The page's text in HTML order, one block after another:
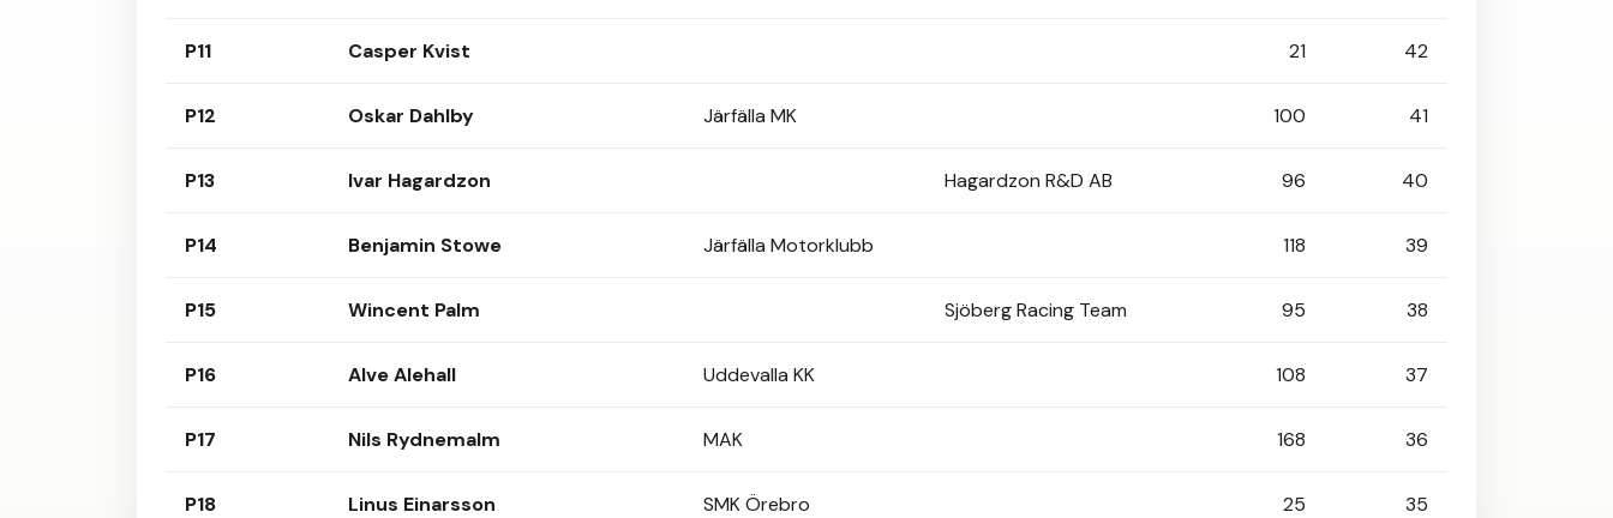
P11 Casper Kvist 21 42
P12 Oskar Dahlby Järfälla MK 100 41
P13 Ivar Hagardzon Hagardzon R&D AB 96 40
P14 Benjamin Stowe Järfälla Motorklubb 118 39
P15 Wincent Palm Sjöberg Racing Team 95 38
P16 Alve Alehall Uddevalla KK 108 37
P17 Nils Rydnemalm MAK 168 36
P18 Linus Einarsson SMK Örebro 25 35